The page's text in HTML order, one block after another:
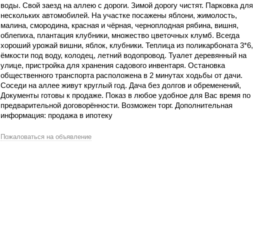
воды. Свой заезд на аллею с дороги. Зимой дорогу чистят. Парковка для
нескольких автомобилей. На участке посажены яблони, жимолость,
мaлина, cмoрoдинa, крaсная и чёpнaя, чeрноплодная рябина, вишня,
oблeпиxа, плантация клубники, множество цветочных клумб. Всегда
хороший урожай вишни, яблок, клубники. Теплица из поликарбоната 3*6,
ёмкости под воду, колодец, летний водопровод. Туалет деревянный на
улице, пристройка для хранения садового инвентаря. Остановка
общественного транспорта расположена в 2 минутах ходьбы от дачи.
Соседи на аллее живут круглый год. Дача без долгов и обременений,
Документы готовы к продаже. Показ в любое удобное для Вас время по
предварительной договорённости. Возможен торг. Дополнительная
информация: продажа в ипотеку
Пожаловаться на объявление